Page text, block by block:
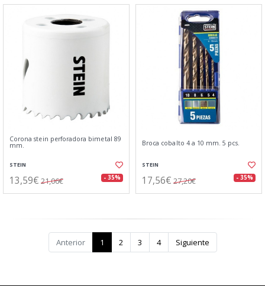
Corona stein perforadora bimetal 89
mm.
STEIN
13,59€ 21,06€ - 35%
Broca cobalto 4 a 10 mm. 5 pcs.
STEIN
17,56€ 27,20€ - 35%
Anterior 1 2 3 4 Siguiente